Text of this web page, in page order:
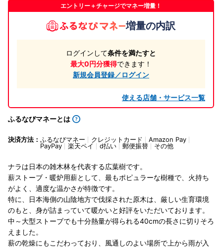
エントリー＋チャージでマネー増量！
増量の内訳
ログインして条件を満たすと
最大0円分獲得できます！
新規会員登録／ログイン
使える店舗・サービス一覧
ふるなびマネーとは
決済方法： ふるなびマネー クレジットカード
Amazon Pay
PayPay
楽天ペイ d払い 郵便振替 その他
ナラは日本の雑木林を代表する広葉樹です。
薪ストーブ・暖炉用薪として、最もポピュラーな樹種で、火持ち
がよく、適度な温かさが特徴です。
特に、日本海側の山陰地方で伐採された原木は、厳しい生育環境
のもと、身が詰まっていて暖かいと好評をいただいております。
中～大型ストーブでも十分熱量が得られる40cmの長さに切りそろ
えました。
薪の乾燥にもこだわっており、風通しのよい場所で上から雨が入